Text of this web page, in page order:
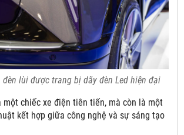
đèn lùi được trang bị dãy đèn Led hiện đại
một chiếc xe điện tiên tiến, mà còn là một
kết hợp giữa công nghệ và sự sáng tạo